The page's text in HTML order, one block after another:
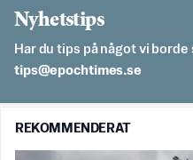
Nyhetstips
Har du tips på något vi borde
es.semithcope@spit
REKOMMENDERAT